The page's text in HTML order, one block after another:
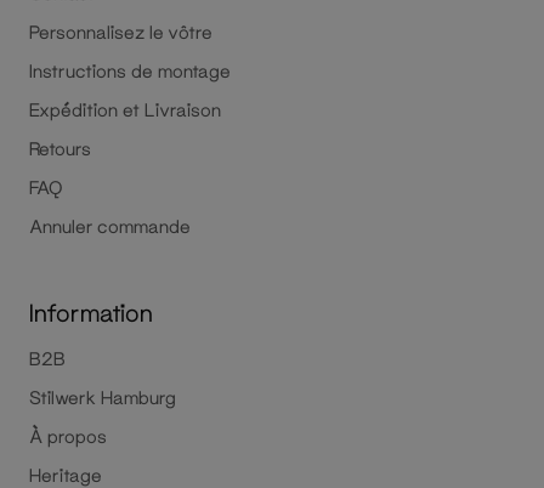
Personnalisez le vôtre
Instructions de montage
Expédition et Livraison
Retours
FAQ
Annuler commande
Information
B2B
Stilwerk Hamburg
À propos
Heritage